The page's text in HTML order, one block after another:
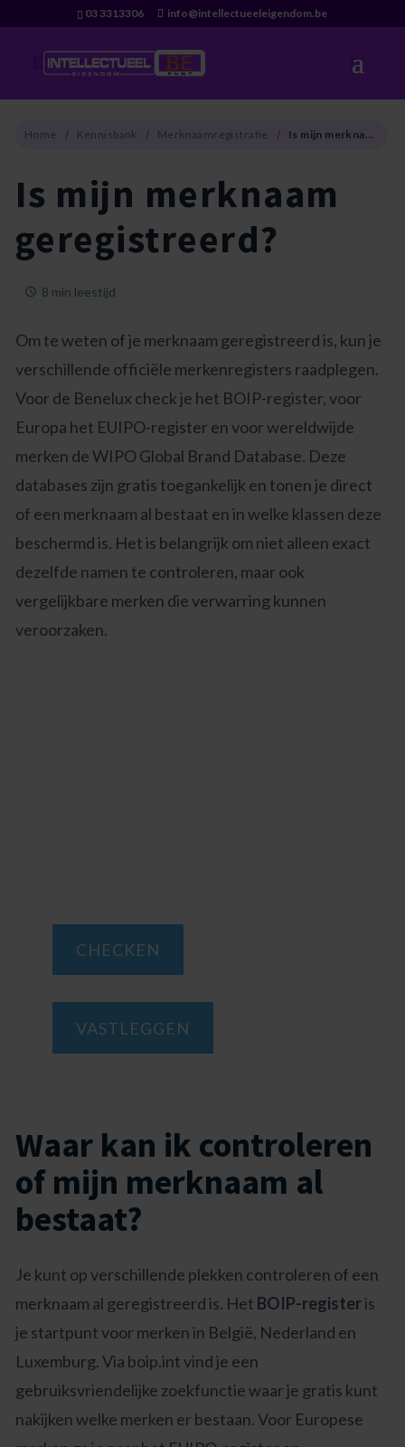
03 3313306 info@intellectueeleigendom.be
Categorieën bekijken
Home Kennisbank Merknaamregistratie Is mijn merknaam geregistreerd?
Is mijn merknaam
geregistreerd?
8 min leestijd
Om te weten of je merknaam geregistreerd is, kun je
verschillende officiële merkenregisters raadplegen.
Voor de Benelux check je het BOIP-register, voor
Europa het EUIPO-register en voor wereldwijde
merken de WIPO Global Brand Database. Deze
databases zijn gratis toegankelijk en tonen je direct
of een merknaam al bestaat en in welke klassen deze
beschermd is. Het is belangrijk om niet alleen exact
dezelfde namen te controleren, maar ook
vergelijkbare merken die verwarring kunnen
veroorzaken.
CHECKEN
VASTLEGGEN
Waar kan ik controleren
of mijn merknaam al
bestaat?
Je kunt op verschillende plekken controleren of een
merknaam al geregistreerd is. Het BOIP-registeris
je startpunt voor merken in België, Nederland en
Luxemburg. Via boip.int vind je een
gebruiksvriendelijke zoekfunctie waar je gratis kunt
nakijken welke merken er bestaan. Voor Europese